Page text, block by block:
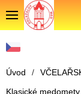
Úvod /
Klasické medomety